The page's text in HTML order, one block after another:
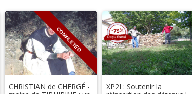
COMPLETED
CHRISTIAN de CHERGÉ -
XP2I : Soutenir la